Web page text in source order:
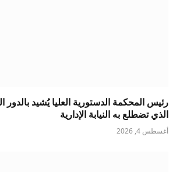
رئيس المحكمة الدستورية العليا يُشيد بالدور
الذي تضطلع به النيابة الإدارية
أغسطس 4, 2026